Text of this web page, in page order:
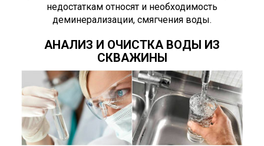
недостаткам относят и необходимость
деминерализации, смягчения воды.
АНАЛИЗ И ОЧИСТКА ВОДЫ ИЗ
СКВАЖИНЫ